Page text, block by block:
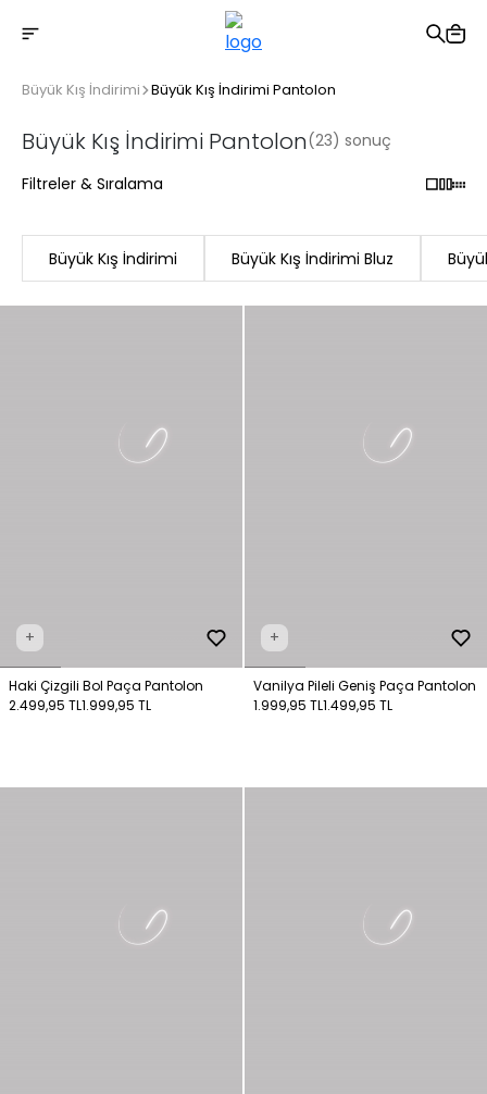
2500 TL üzeri ücretsiz kargo
Büyük Kış İndirimi Büyük Kış İndirimi Pantolon
Büyük Kış İndirimi Pantolon(23) sonuç
Filtreler & Sıralama
Büyük Kış İndirimi Büyük Kış İndirimi Bluz
+
Haki Çizgili Bol Paça Pantolon
2.499,95 TL1.999,95 TL
+
Vanilya Pileli Geniş Paça Pantolon
1.999,95 TL1.499,95 TL